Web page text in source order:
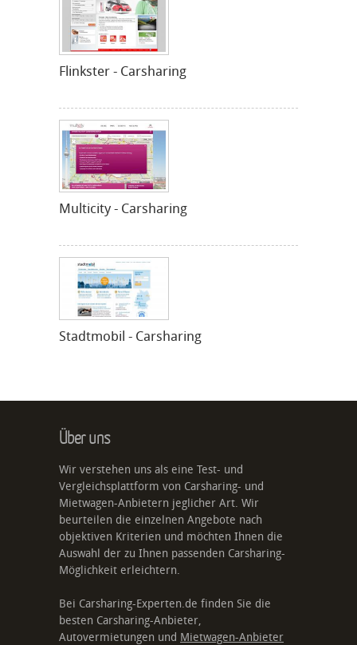
Flinkster - Carsharing
Multicity - Carsharing
Stadtmobil - Carsharing
Über uns
Wir verstehen uns als eine Test- und
Vergleichsplattform von Carsharing- und
Mietwagen-Anbietern jeglicher Art. Wir
beurteilen die einzelnen Angebote nach
objektiven Kriterien und möchten Ihnen die
Auswahl der zu Ihnen passenden Carsharing-
Möglichkeit erleichtern.
Bei Carsharing-Experten.de finden Sie die
besten Carsharing-Anbieter,
Autovermietungen und Mietwagen-Anbieter